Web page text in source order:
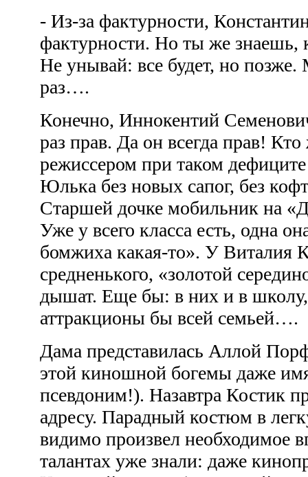
- Из-за фактурности,
фактурности. Но ты же знаешь,
Не унывай: все будет, но
раз….
Конечно, Иннокентий
раз прав. Да он всегда прав! Кто
режиссером при таком
Юлька без новых сапог, без
Старшей дочке мобильник на
Уже у всего класса есть, одна
бомжиха какая-то». У Виталия
средненького, «золотой
дышат. Еще бы: в них и в
аттракционы бы всей семьей….
Дама представилась Аллой
этой киношной богемы даже
псевдоним!). Назавтра Костик
адресу. Парадный костюм в
видимо произвел необходимое
талантах уже знали: даже